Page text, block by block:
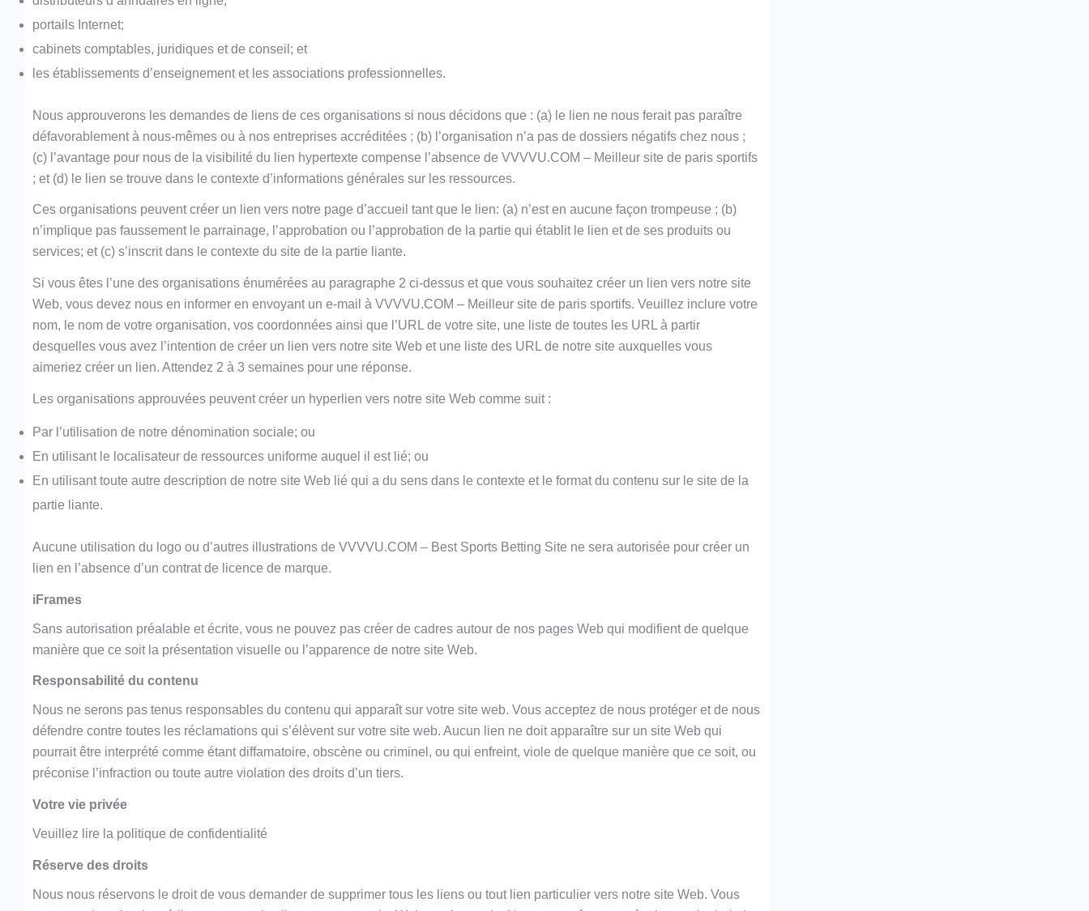
portails Internet;
cabinets comptables, juridiques et de conseil; et
les établissements d’enseignement et les associations professionnelles.
Nous approuverons les demandes de liens de ces organisations si nous décidons que : (a) le lien ne nous ferait pas paraître
défavorablement à nous-mêmes ou à nos entreprises accréditées ; (b) l’organisation n’a pas de dossiers négatifs chez nous ;
(c) l’avantage pour nous de la visibilité du lien hypertexte compense l’absence de VVVVU.COM – Meilleur site de paris sportifs
; et (d) le lien se trouve dans le contexte d’informations générales sur les ressources.
Ces organisations peuvent créer un lien vers notre page d’accueil tant que le lien: (a) n’est en aucune façon trompeuse ; (b)
n’implique pas faussement le parrainage, l’approbation ou l’approbation de la partie qui établit le lien et de ses produits ou
services; et (c) s’inscrit dans le contexte du site de la partie liante.
Si vous êtes l’une des organisations énumérées au paragraphe 2 ci-dessus et que vous souhaitez créer un lien vers notre site
Web, vous devez nous en informer en envoyant un e-mail à VVVVU.COM – Meilleur site de paris sportifs. Veuillez inclure votre
nom, le nom de votre organisation, vos coordonnées ainsi que l’URL de votre site, une liste de toutes les URL à partir
desquelles vous avez l’intention de créer un lien vers notre site Web et une liste des URL de notre site auxquelles vous
aimeriez créer un lien. Attendez 2 à 3 semaines pour une réponse.
Les organisations approuvées peuvent créer un hyperlien vers notre site Web comme suit :
Par l’utilisation de notre dénomination sociale; ou
En utilisant le localisateur de ressources uniforme auquel il est lié; ou
En utilisant toute autre description de notre site Web lié qui a du sens dans le contexte et le format du contenu sur le site de la
partie liante.
Aucune utilisation du logo ou d’autres illustrations de VVVVU.COM – Best Sports Betting Site ne sera autorisée pour créer un
lien en l’absence d’un contrat de licence de marque.
iFrames
Sans autorisation préalable et écrite, vous ne pouvez pas créer de cadres autour de nos pages Web qui modifient de quelque
manière que ce soit la présentation visuelle ou l’apparence de notre site Web.
Responsabilité du contenu
Nous ne serons pas tenus responsables du contenu qui apparaît sur votre site web. Vous acceptez de nous protéger et de nous
défendre contre toutes les réclamations qui s’élèvent sur votre site web. Aucun lien ne doit apparaître sur un site Web qui
pourrait être interprété comme étant diffamatoire, obscène ou criminel, ou qui enfreint, viole de quelque manière que ce soit, ou
préconise l’infraction ou toute autre violation des droits d’un tiers.
Votre vie privée
Veuillez lire la politique de confidentialité
Réserve des droits
Nous nous réservons le droit de vous demander de supprimer tous les liens ou tout lien particulier vers notre site Web. Vous